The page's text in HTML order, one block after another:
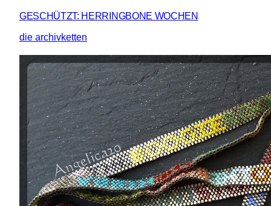
GESCHÜTZT: HERRINGBONE WOCHEN
die archivketten